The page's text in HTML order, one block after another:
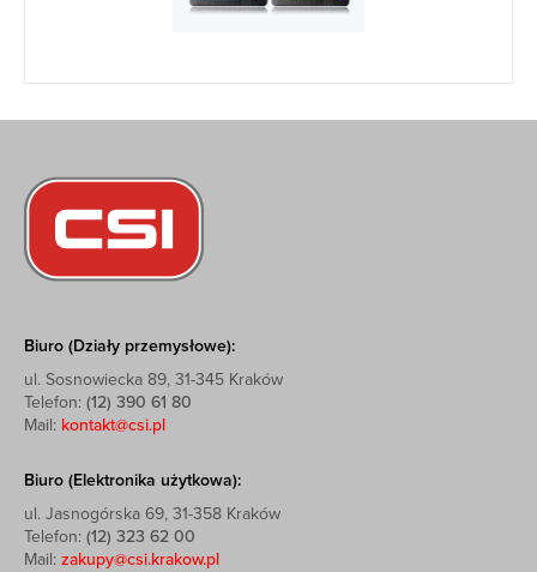
Biuro (Działy przemysłowe):
ul. Sosnowiecka 89, 31-345 Kraków
Telefon: (12) 390 61 80
Mail: kontakt@csi.pl
Biuro (Elektronika użytkowa):
ul. Jasnogórska 69, 31-358 Kraków
Telefon: (12) 323 62 00
Mail: zakupy@csi.krakow.pl